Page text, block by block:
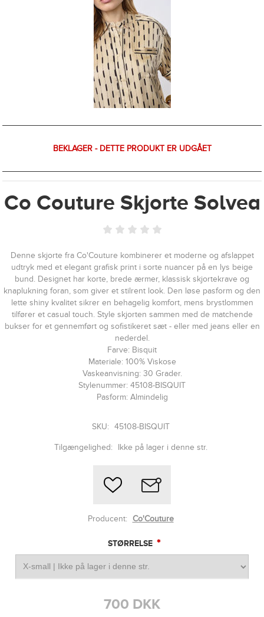
BEKLAGER - DETTE PRODUKT ER UDGÅET
Co Couture Skjorte Solvea
Denne skjorte fra Co'Couture kombinerer et moderne og afslappet
udtryk med et elegant grafisk print i sorte nuancer på en lys beige
bund. Designet har korte, brede ærmer, klassisk skjortekrave og
knaplukning foran, som giver et stilrent look. Den løse pasform og den
lette shiny kvalitet sikrer en behagelig komfort, mens brystlommen
tilfører et casual touch. Style skjorten sammen med de matchende
bukser for et gennemført og sofistikeret sæt - eller med jeans eller en
nederdel.
Farve: Bisquit
Materiale: 100% Viskose
Vaskeanvisning: 30 Grader.
Stylenummer: 45108-BISQUIT
Pasform: Almindelig
SKU: 45108-BISQUIT
Tilgængelighed: Ikke på lager i denne str.
Producent: Co'Couture
STØRRELSE *
700 DKK